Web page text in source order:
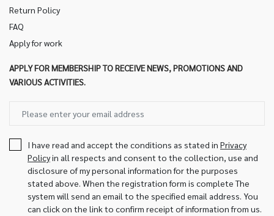
Return Policy
FAQ
Apply for work
APPLY FOR MEMBERSHIP TO RECEIVE NEWS, PROMOTIONS AND
VARIOUS ACTIVITIES.
I have read and accept the conditions as stated in Privacy
Policyin all respects and consent to the collection, use and
disclosure of my personal information for the purposes
stated above. When the registration form is complete The
system will send an email to the specified email address. You
can click on the link to confirm receipt of information from us.